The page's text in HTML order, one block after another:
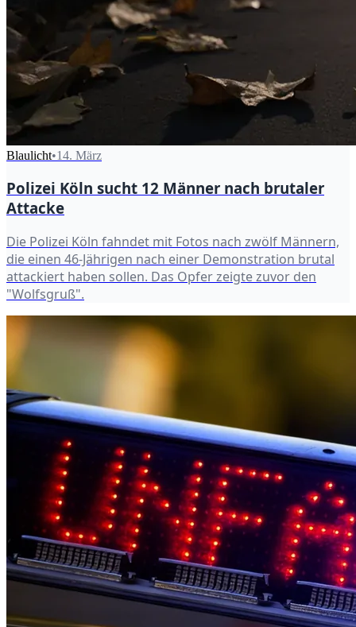
Blaulicht•14. März
Polizei Köln sucht 12 Männer nach brutaler
Attacke
Die Polizei Köln fahndet mit Fotos nach zwölf Männern,
die einen 46-Jährigen nach einer Demonstration brutal
attackiert haben sollen. Das Opfer zeigte zuvor den
"Wolfsgruß".